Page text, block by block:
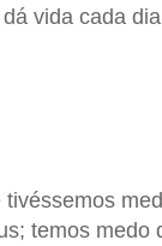
vida cada
temos medo